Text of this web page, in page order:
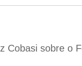
Cobasi sobre o